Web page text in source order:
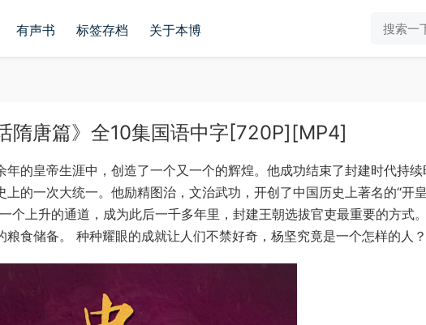
有声书 标签存档 关于本博
隋唐篇》全10集国语中字[720P][MP4]
的皇帝生涯中，创造了一个又一个的辉煌。他成功结束了封建时代持续
的一次大统一。他励精图治，文治武功，开创了中国历史上著名的“开
个上升的通道，成为此后一千多年里，封建王朝选拔官吏最重要的方式
食储备。 种种耀眼的成就让人们不禁好奇，杨坚究竟是一个怎样的人？